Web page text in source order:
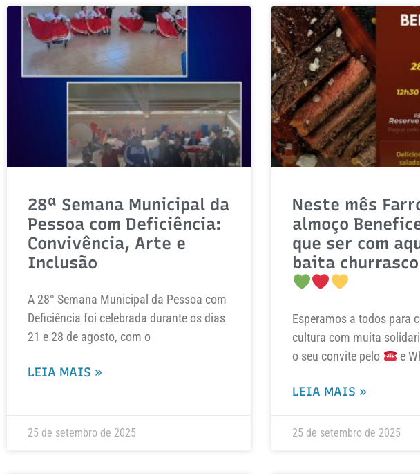
28ª Semana Municipal da
Pessoa com Deficiência:
Convivência, Arte e
Inclusão
A 28° Semana Municipal da Pessoa com
Deficiência foi celebrada durante os dias
21 e 28 de agosto, com o
LEIA MAIS »
25 de setembro de 2025
Neste mês
almoço
que ser com
baita
Esperamos a todos para
cultura com muita
o seu convite pelo
e
LEIA MAIS »
25 de setembro de 2025